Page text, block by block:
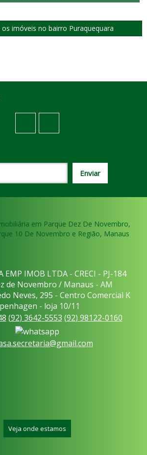
imóveis no bairro Puraquequara
EMP IMOB LTDA - CRECI - PJ-184
de Novembro / Manaus - AM
Neves, 295 - Centro Comercial K
- loja 10/11
(92) 3642-5553 (92) 98122-0160
Veja onde estamos